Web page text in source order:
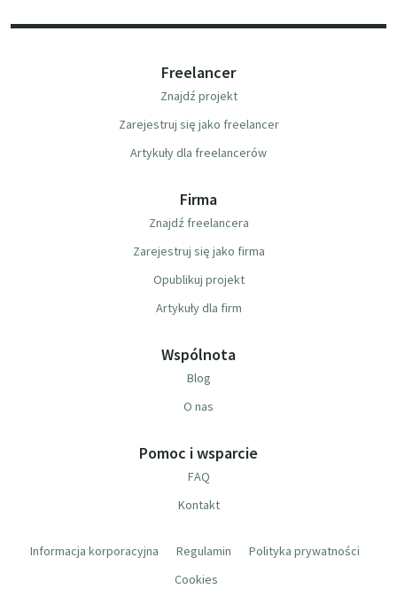
Freelancer
Znajdź projekt
Zarejestruj się jako freelancer
Artykuły dla freelancerów
Firma
Znajdź freelancera
Zarejestruj się jako firma
Opublikuj projekt
Artykuły dla firm
Wspólnota
Blog
O nas
Pomoc i wsparcie
FAQ
Kontakt
Informacja korporacyjna Regulamin
Polityka prywatności
Cookies